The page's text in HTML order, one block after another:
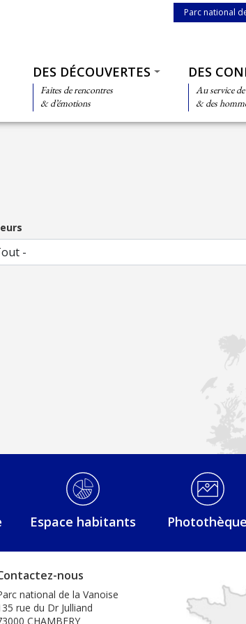
Menu du parc
Parc national
DES DÉCOUVERTES
Faites de rencontres
& d’émotions
DES
Au service
& des
Espace habitants Photothèque
nous
national de la Vanoise
rue du Dr Julliand
CHAMBERY